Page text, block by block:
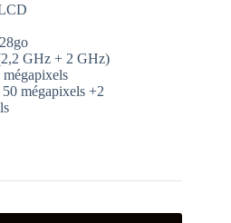
GHz + 2 GHz)
mégapixels +2